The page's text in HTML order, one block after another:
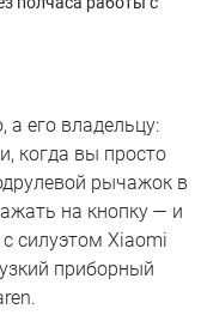
его владельцу:
когда вы просто
рычажок в
на кнопку — и
силуэтом Xiaomi
приборный